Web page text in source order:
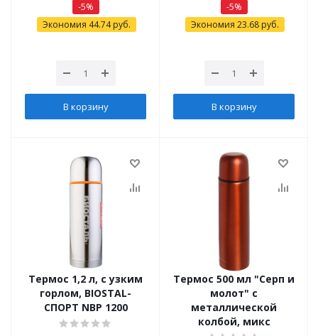
-5%
Экономия 44.74руб.
В корзину
-5%
Экономия 23.68 руб.
В корзину
Термос 1,2 л, с узким
горлом, BIOSTAL-
СПОРТ NBP 1200
Термос 500 мл "Серп и
молот" с
металлической
колбой, микс